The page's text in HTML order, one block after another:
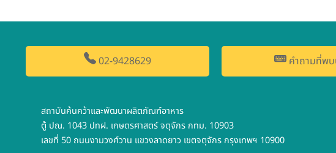
02-9428629 คำถามที่พ
สถาบันค้นคว้าและพัฒนาผลิตภัณฑ์อาหาร
ตู้ ปณ. 1043 ปทฝ. เกษตรศาสตร์ จตุจักร กทม. 10903
เลขที่ 50 ถนนงามวงศ์วาน แขวงลาดยาว เขตจตุจักร กรุงเทพฯ 10900